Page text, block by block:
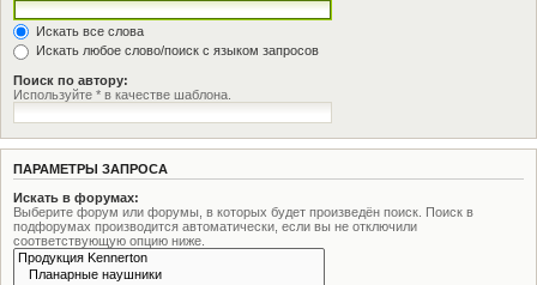
Искать все слова
Искать любое слово/поиск с языком запросов
Поиск по автору:
Используйте * в качестве шаблона.
ПАРАМЕТРЫ ЗАПРОСА
Искать в форумах:
Выберите форум или форумы, в которых будет произведён поиск. Поиск в
подфорумах производится автоматически, если вы не отключили
соответствующую опцию ниже.